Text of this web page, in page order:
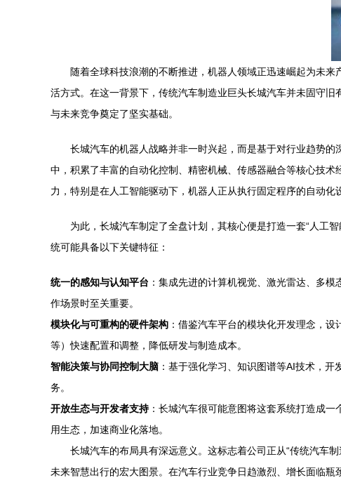
随着全球科技浪潮的不断推进，机器人领域正迅速崛起为未
活方式。在这一背景下，传统汽车制造业巨头长城汽车并未固守
与未来竞争奠定了坚实基础。
长城汽车的机器人战略并非一时兴起，而是基于对行业趋势
中，积累了丰富的自动化控制、精密机械、传感器融合等核心技
力，特别是在人工智能驱动下，机器人正从执行固定程序的自动化
为此，长城汽车制定了全盘计划，其核心便是打造一套“人工
统可能具备以下关键特征：
统一的感知与认知平台 ：集成先进的计算机视觉、激光雷达、多
作场景时至关重要。
模块化与可重构的硬件架构 ：借鉴汽车平台的模块化开发理念，
等）快速配置和调整，降低研发与制造成本。
智能决策与协同控制大脑 ：基于强化学习、知识图谱等AI技术，
务。
开放生态与开发者支持：长城汽车很可能意图将这套系统打造成
用生态，加速商业化落地。
长城汽车的布局具有深远意义。这标志着公司正从“传统汽车
未来智慧出行的宏大图景。在汽车行业竞争日趋激烈、增长面临